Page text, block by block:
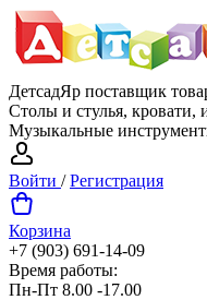
ДетсадЯр поставщик
Столы и стулья,
Музыкальные
Войти /Регистрация
Корзина
+7 (903) 691-14-09
Время работы:
Пн-Пт 8.00 -17.00